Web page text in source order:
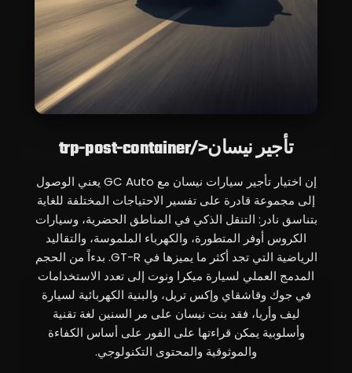
تأجير نيسان</trp-post-container
إن اختيار تأجير سيارات نيسان مع GC Auto يعني الوصول
إلى مجموعة قادرة على تفسير الاحتياجات المختلفة للغاية
بتناسق نادر: التنقل الذكي في المناطق الحضرية، وسيارات
الكروس أوفر المتطورة، والكهرباء الملموسة، والتقاليد
الرياضية التي تجد أكثر ما يميزها في GT-R. بدءاً من الحجم
المدمج العملي لسيارة ميكرا ونوت إلى تعدد الاستخدامات
في جوك وقاشقاي وإكس تريل، والبنية الكهربائية لسيارة
ليف وأريا، فقد بنت نيسان على مر السنين لغة تقنية
وأسلوبية يمكن قراءتها على الفور على أساس الكفاءة
والموثوقية والمحتوى التكنولوجي.